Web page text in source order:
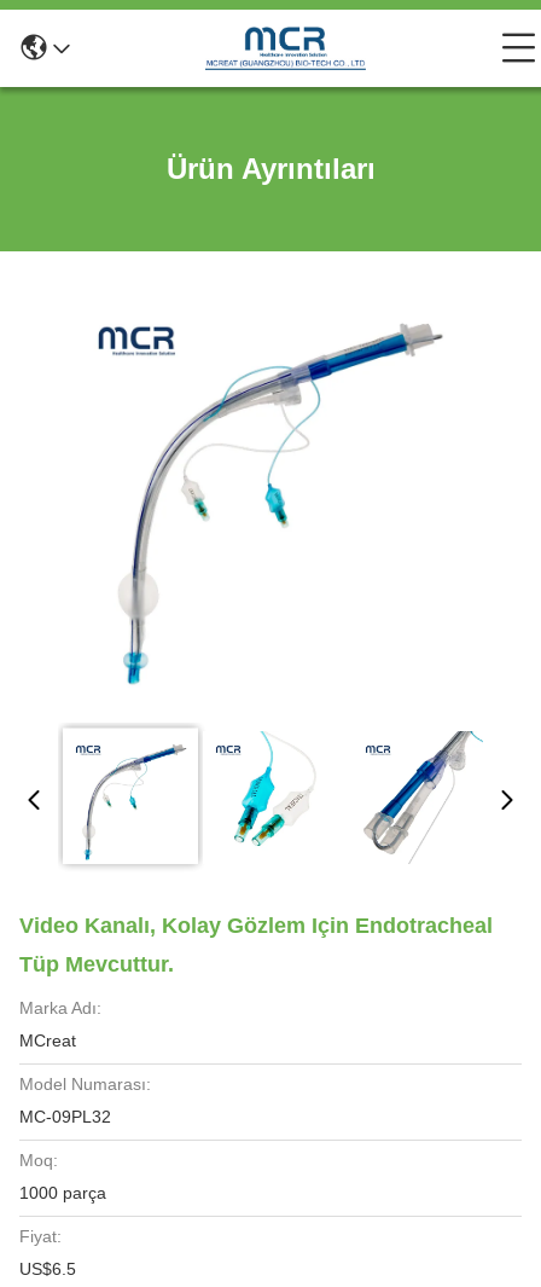
Ürün Ayrıntıları
Video Kanalı, Kolay Gözlem Için Endotracheal
Tüp Mevcuttur.
Marka Adı:
MCreat
Model Numarası:
MC-09PL32
Moq:
1000 parça
Fiyat:
US$6.5